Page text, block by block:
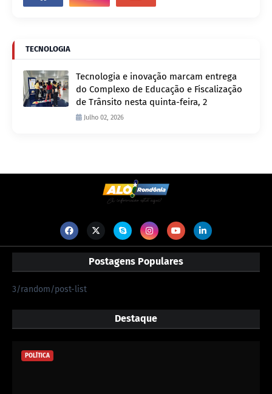
TECNOLOGIA
Tecnologia e inovação marcam entrega
do Complexo de Educação e Fiscalização
de Trânsito nesta quinta-feira, 2
Julho 02, 2026
Postagens Populares
3/random/post-list
Destaque
POLÍTICA